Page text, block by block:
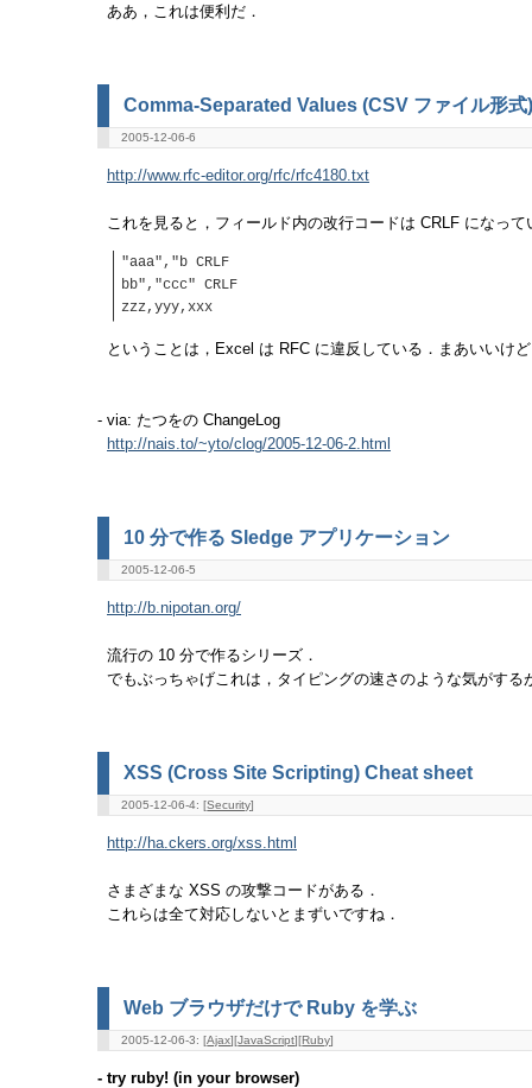
ああ，これは便利だ．
Comma-Separated Values (CSV ファイル形式
2005-12-06-6
http://www.rfc-editor.org/rfc/rfc4180.txt
これを見ると，フィールド内の改行コードは CRLF になって
"aaa","b CRLF
bb","ccc" CRLF
zzz,yyy,xxx
ということは，Excel は RFC に違反している．まあいいけ
- via: たつをの ChangeLog
http://nais.to/~yto/clog/2005-12-06-2.html
10 分で作る Sledge アプリケーション
2005-12-06-5
http://b.nipotan.org/
流行の 10 分で作るシリーズ．
でもぶっちゃげこれは，タイピングの速さのような気がす
XSS (Cross Site Scripting) Cheat sheet
2005-12-06-4: [Security]
http://ha.ckers.org/xss.html
さまざまな XSS の攻撃コードがある．
これらは全て対応しないとまずいですね．
Web ブラウザだけで Ruby を学ぶ
2005-12-06-3: [Ajax][JavaScript][Ruby]
- try ruby! (in your browser)